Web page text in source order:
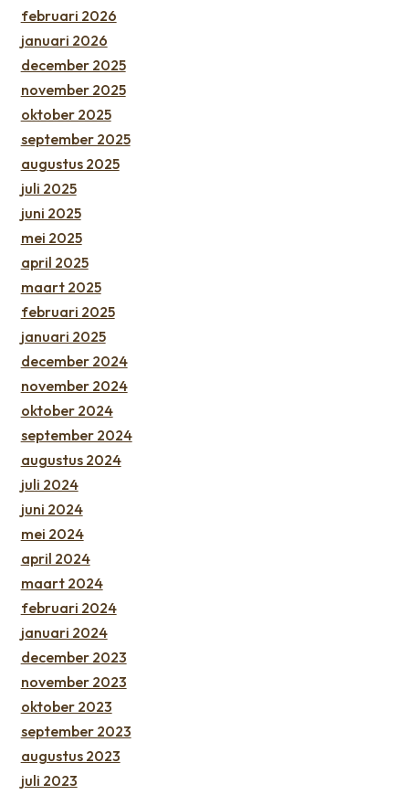
februari 2026
januari 2026
december 2025
november 2025
oktober 2025
september 2025
augustus 2025
juli 2025
juni 2025
mei 2025
april 2025
maart 2025
februari 2025
januari 2025
december 2024
november 2024
oktober 2024
september 2024
augustus 2024
juli 2024
juni 2024
mei 2024
april 2024
maart 2024
februari 2024
januari 2024
december 2023
november 2023
oktober 2023
september 2023
augustus 2023
juli 2023